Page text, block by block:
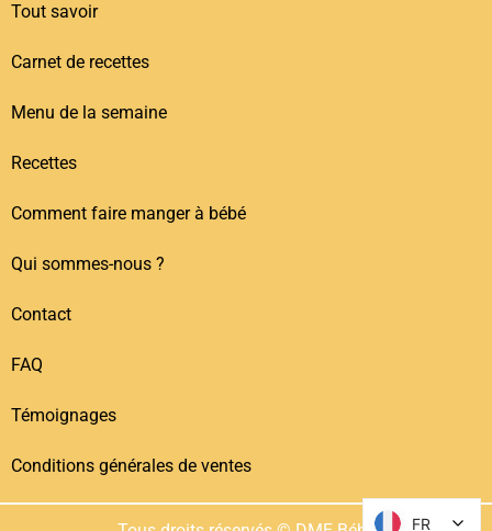
Tout savoir
Carnet de recettes
Menu de la semaine
Recettes
Comment faire manger à bébé
Qui sommes-nous ?
Contact
FAQ
Témoignages
Conditions générales de ventes
FR
FR